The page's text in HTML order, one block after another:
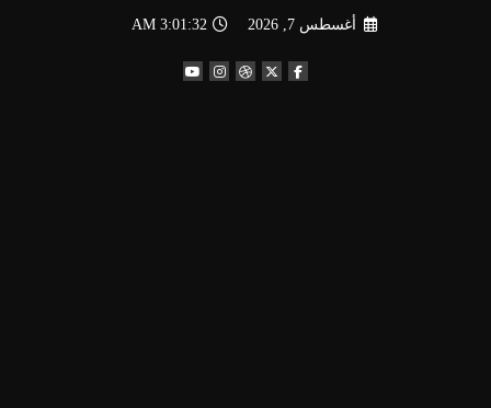
أغسطس 7, 2026 3:01:33 AM